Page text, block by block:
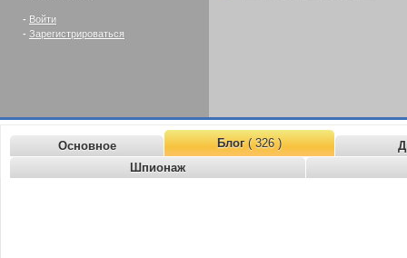
- Войти
- Зарегистрироваться
Основное Блог( 326 )
Шпионаж